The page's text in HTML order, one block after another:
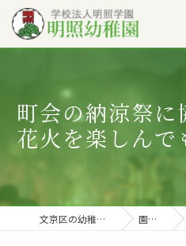
町会の納涼祭に
花火を楽しんで
文京区の幼稚園なら明照幼稚園 園長の徒然